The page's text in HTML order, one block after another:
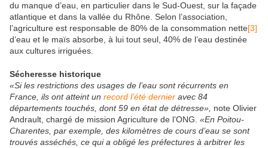
du manque d’eau, en particulier dans le Sud-Ouest, sur la façade
atlantique et dans la vallée du Rhône. Selon l’association,
l’agriculture est responsable de 80% de la consommation nette[3]
d’eau et le maïs absorbe, à lui tout seul, 40% de l’eau destinée
aux cultures irriguées.
Sécheresse historique
«Si les restrictions des usages de l’eau sont récurrents en
France, ils ont atteint un record l’été dernier avec 84
départements touchés, dont 59 en état de détresse», note Olivier
Andrault, chargé de mission Agriculture de l’ONG. «En Poitou-
Charentes, par exemple, des kilomètres de cours d’eau se sont
trouvés asséchés, ce qui a obligé les préfectures à arbitrer les